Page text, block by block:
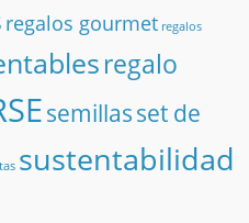
regalos gourmet regalos
regalo
semillasset de
sustentabilidad